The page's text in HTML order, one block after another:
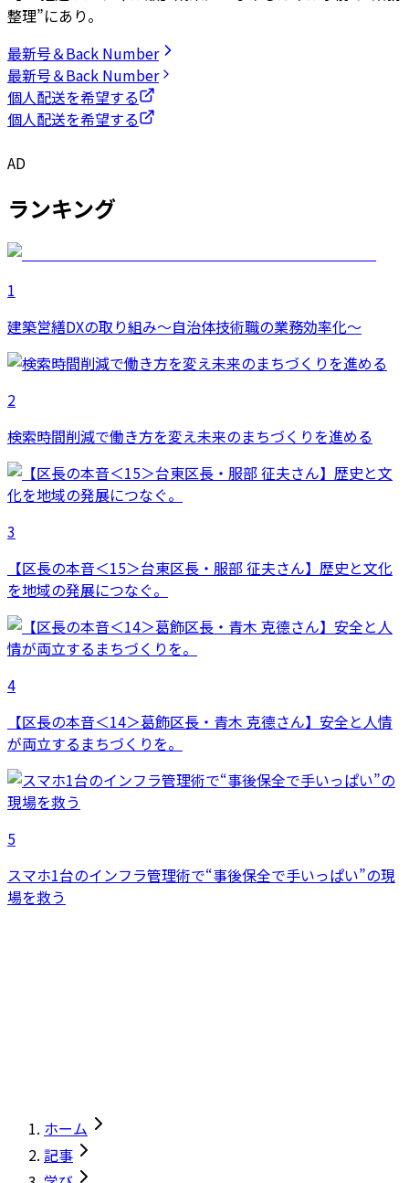
整理”にあり。
最新号＆Back Number
最新号＆Back Number
個人配送を希望する
個人配送を希望する
AD
ランキング
1
建築営繕DXの取り組み～自治体技術職の業務効率化～
2
検索時間削減で働き方を変え未来のまちづくりを進める
3
【区長の本音＜15＞台東区長・服部 征夫さん】歴史と文化
を地域の発展につなぐ。
4
【区長の本音＜14＞葛飾区長・青木 克德さん】安全と人情
が両立するまちづくりを。
5
スマホ1台のインフラ管理術で“事後保全で手いっぱい”の現
場を救う
ホーム
記事